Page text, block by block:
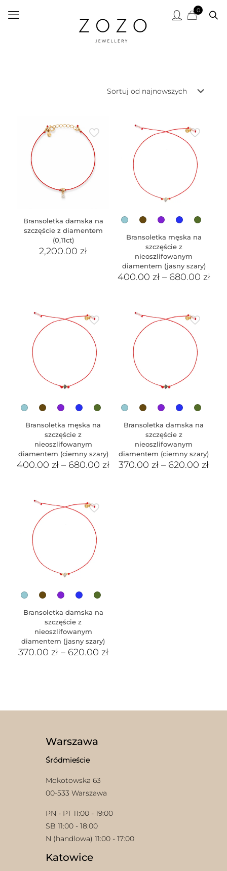
0
Bransoletka damska na
szczęście z diamentem
(0,11ct)
2,200.00zł
Bransoletka męska na
szczęście z
nieoszlifowanym
diamentem (jasny szary)
400.00 zł– 680.00 zł
Bransoletka męska na
szczęście z
nieoszlifowanym
diamentem (ciemny szary)
400.00zł – 680.00zł
Bransoletka damska na
szczęście z
nieoszlifowanym
diamentem (ciemny szary)
370.00zł – 620.00zł
Bransoletka damska na
szczęście z
nieoszlifowanym
diamentem (jasny szary)
370.00 zł– 620.00 zł
Warszawa
Śródmieście
Mokotowska 63
00-533 Warszawa
PN - PT 11:00 - 19:00
SB 11:00 - 18:00
N (handlowa) 11:00 - 17:00
Katowice